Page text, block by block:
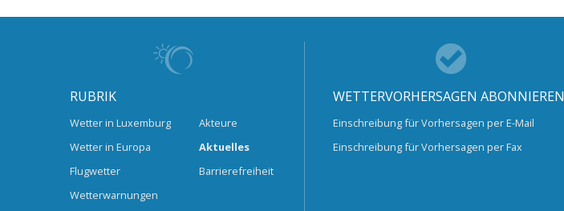
RUBRIK
Wetter in Luxemburg
Wetter in Europa
Flugwetter
Wetterwarnungen
Akteure
Aktuelles
Barrierefreiheit
WETTERVORHERSAGEN ABONNIEREN
Einschreibung für Vorhersagen per E-Mail
Einschreibung für Vorhersagen per Fax